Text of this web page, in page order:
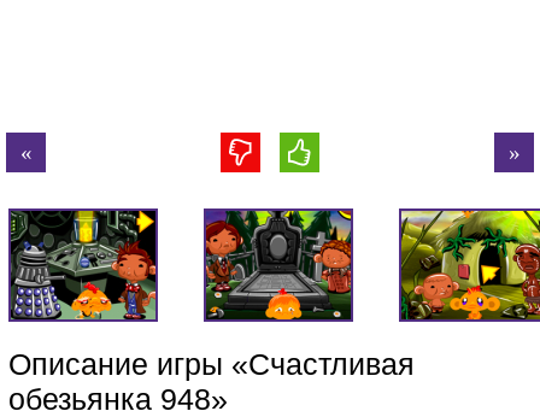
Описание игры «Счастливая
обезьянка 948»